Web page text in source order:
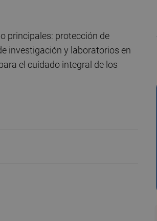
principales: protección de
investigación y laboratorios en
el cuidado integral de los